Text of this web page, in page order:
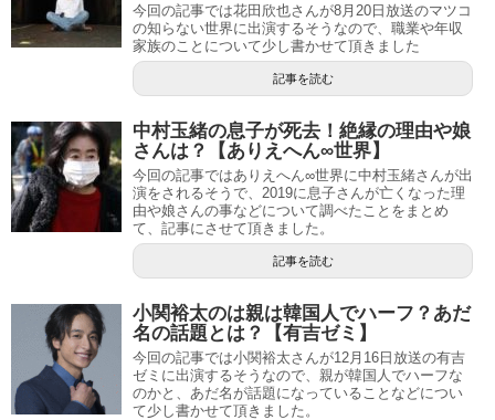
今回の記事では花田欣也さんが8月20日放送のマツコ
の知らない世界に出演するそうなので、職業や年収
家族のことについて少し書かせて頂きました
記事を読む
中村玉緒の息子が死去！絶縁の理由や娘
さんは？【ありえへん∞世界】
今回の記事ではありえへん∞世界に中村玉緒さんが出
演をされるそうで、2019に息子さんが亡くなった理
由や娘さんの事などについて調べたことをまとめ
て、記事にさせて頂きました。
記事を読む
小関裕太のは親は韓国人でハーフ？あだ
名の話題とは？【有吉ゼミ】
今回の記事では小関裕太さんが12月16日放送の有吉
ゼミに出演するそうなので、親が韓国人でハーフな
のかと、あだ名が話題になっていることなどについ
て少し書かせて頂きました。